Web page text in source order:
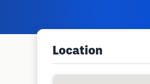
Location